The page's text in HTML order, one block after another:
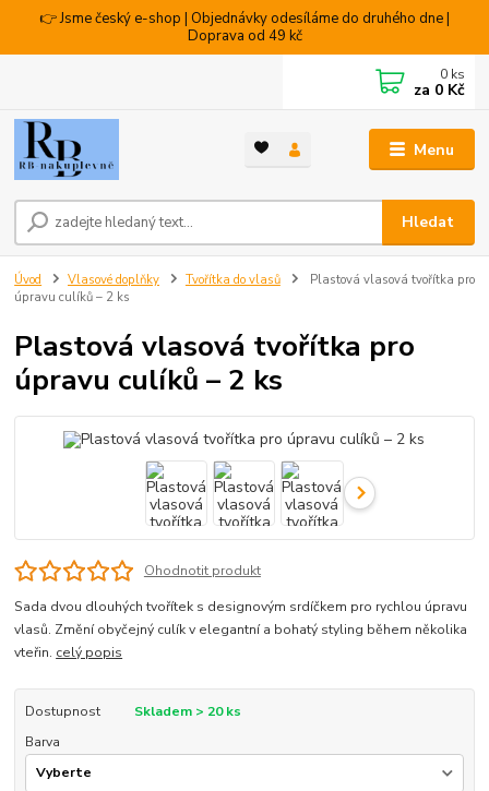
👉 Jsme český e-shop | Objednávky odesíláme do druhého dne |
Doprava od 49 kč
Menu
Hledat
0 ks
za 0 Kč
Úvod Vlasové doplňky Tvořítka do vlasů
Plastová vlasová tvořítka pro
úpravu culíků – 2 ks
Plastová vlasová tvořítka pro
úpravu culíků – 2 ks
Ohodnotit produkt
Sada dvou dlouhých tvořítek s designovým srdíčkem pro rychlou úpravu
vlasů. Změní obyčejný culík v elegantní a bohatý styling během několika
vteřin. celý popis
Dostupnost
Skladem > 20 ks
Barva